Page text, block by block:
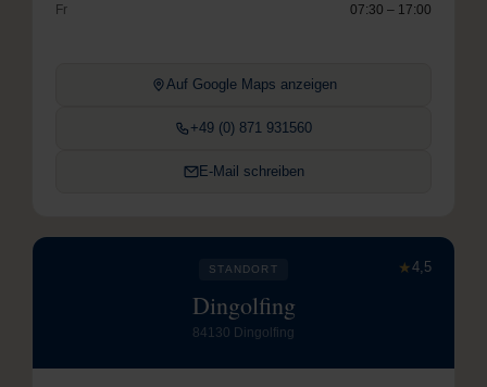
Fr
07:30 – 17:00
Auf Google Maps anzeigen
+49 (0) 871 931560
E-Mail schreiben
★4,5
STANDORT
Dingolfing
84130 Dingolfing